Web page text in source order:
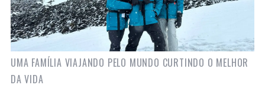
UMA FAMÍLIA VIAJANDO PELO MUNDO CURTINDO O MELHOR
DA VIDA